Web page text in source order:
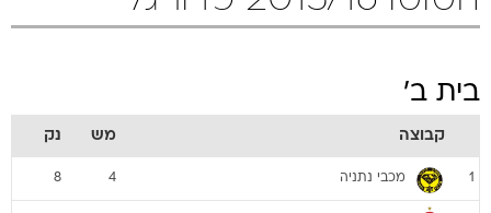
בית ב'
קבוצה מש נק
1 מכבי נתניה 4
8